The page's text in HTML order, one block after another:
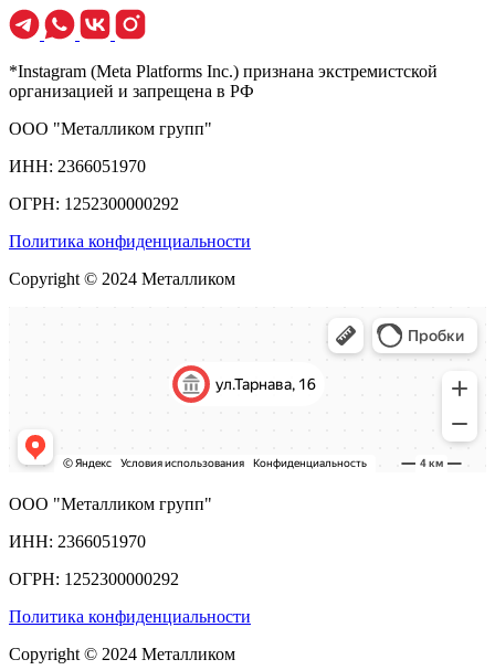
*Instagram (Meta Platforms Inc.) признана экстремистской
организацией и запрещена в РФ
ООО "Металликом групп"
ИНН: 2366051970
ОГРН: 1252300000292
Политика конфиденциальности
Copyright © 2024 Металликом
ООО "Металликом групп"
ИНН: 2366051970
ОГРН: 1252300000292
Политика конфиденциальности
Copyright © 2024 Металликом